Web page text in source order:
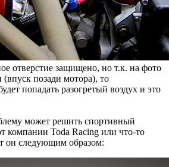
отверстие защищено, но т.к. на фото
позади мотора), то
попадать разогретый воздух и это
может решить спортивный
компании Toda Racing или что-то
он следующим образом: